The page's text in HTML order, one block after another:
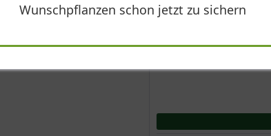
Wunschpflanzen schon jetzt zu sichern